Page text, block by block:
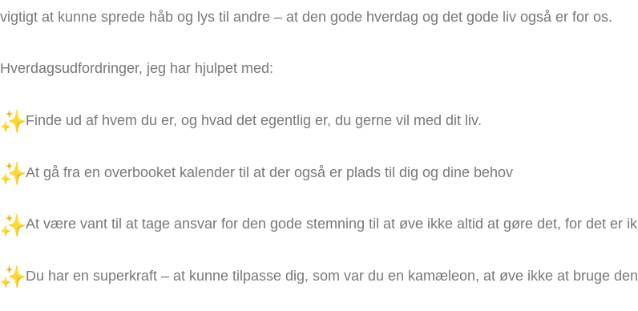
vigtigt at kunne sprede håb og lys til andre – at den gode hverdag og det gode liv også er for os.
Hverdagsudfordringer, jeg har hjulpet med:
Finde ud af hvem du er, og hvad det egentlig er, du gerne vil med dit liv.
At gå fra en overbooket kalender til at der også er plads til dig og dine behov
At være vant til at tage ansvar for den gode stemning til at øve ikke altid at gøre det, for det er
Du har en superkraft – at kunne tilpasse dig, som var du en kamæleon, at øve ikke at bruge